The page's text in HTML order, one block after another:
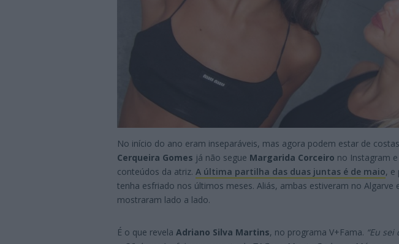
No início do ano eram inseparáveis, mas agora podem estar de
Cerqueira Gomes já não segue Margarida Corceiro no Instagram
conteúdos da atriz. A última partilha das duas juntas é de maio, e
tenha esfriado nos últimos meses. Aliás, ambas estiveram no Algarve
mostraram lado a lado.
É o que revela Adriano Silva Martins, no programa V+Fama. “Eu